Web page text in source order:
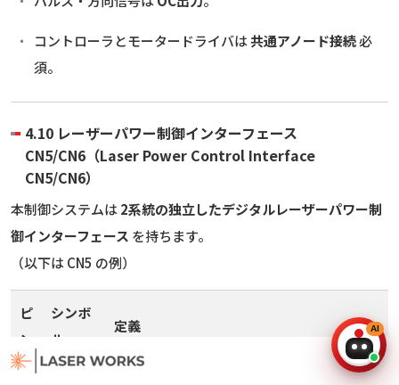
コントローラとモータードライバは共通アノード接続必
須。
4.10 レーザーパワー制御インターフェース
CN5/CN6（Laser Power Control Interface
CN5/CN6）
本制御システムは2系統の独立したデジタルレーザーパワー制
御インターフェース を持ちます。
（以下は CN5 の例）
ピ
ン
シンボ
ル
定義